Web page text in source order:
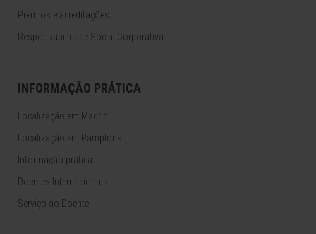
Prémios e acreditações
Responsabilidade Social Corporativa
INFORMAÇÃO PRÁTICA
Localização em Madrid
Localização em Pamplona
Informação prática
Doentes Internacionais
Serviço ao Doente